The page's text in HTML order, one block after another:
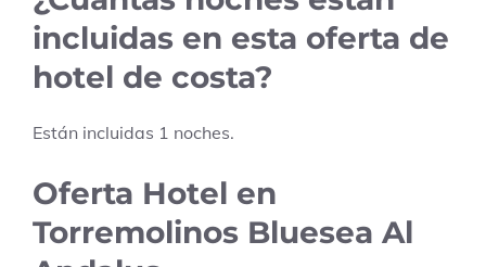
incluidas en esta oferta de
hotel de costa?
Están incluidas 1 noches.
Oferta Hotel en
Torremolinos Bluesea Al